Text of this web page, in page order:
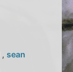
, sean